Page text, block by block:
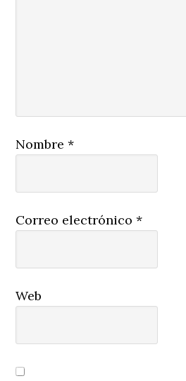
Nombre*
Correo electrónico*
Web